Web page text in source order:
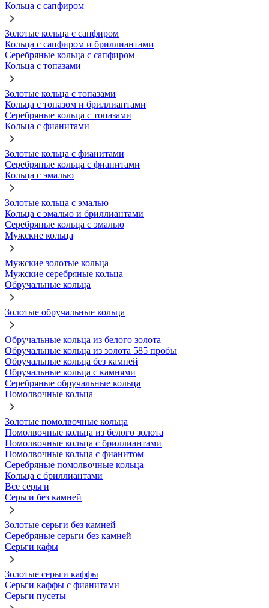
Кольца с сапфиром
Золотые кольца с сапфиром
Кольца с сапфиром и бриллиантами
Серебряные кольца с сапфиром
Кольца с топазами
Золотые кольца с топазами
Кольца с топазом и бриллиантами
Серебряные кольца с топазами
Кольца с фианитами
Золотые кольца с фианитами
Серебряные кольца с фианитами
Кольца с эмалью
Золотые кольца с эмалью
Кольца с эмалью и бриллиантами
Серебряные кольца с эмалью
Мужские кольца
Мужские золотые кольца
Мужские серебряные кольца
Обручальные кольца
Золотые обручальные кольца
Обручальные кольца из белого золота
Обручальные кольца из золота 585 пробы
Обручальные кольца без камней
Обручальные кольца с камнями
Серебряные обручальные кольца
Помолвочные кольца
Золотые помолвочные кольца
Помолвочные кольца из белого золота
Помолвочные кольца с бриллиантами
Помолвочные кольца с фианитом
Серебряные помолвочные кольца
Кольца с бриллиантами
Все серьги
Серьги без камней
Золотые серьги без камней
Серебряные серьги без камней
Серьги кафы
Золотые серьги каффы
Серьги каффы с фианитами
Серьги пусеты